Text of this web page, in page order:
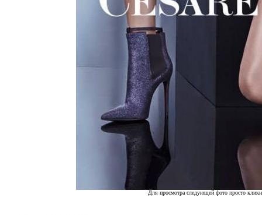
Для просмотра следующей фото просто